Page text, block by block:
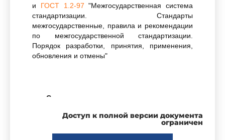
и ГОСТ 1.2-97 "Межгосударственная система
стандартизации. Стандарты
межгосударственные, правила и рекомендации
по межгосударственной стандартизации.
Порядок разработки, принятия, применения,
обновления и отмены"
Сведения о стандарте
1 РАЗРАБОТАН Межгосударственным
Доступ к полной версии документа
ограничен